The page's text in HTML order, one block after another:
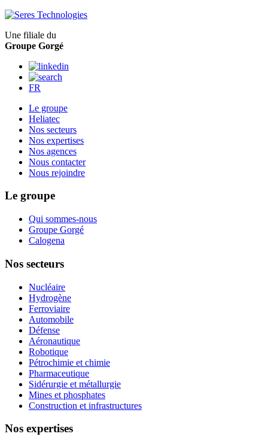
Une filiale du
Groupe Gorgé
FR
Le groupe
Heliatec
Nos secteurs
Nos expertises
Nos agences
Nous contacter
Nous rejoindre
Le groupe
Qui sommes-nous
Groupe Gorgé
Calogena
Nos secteurs
Nucléaire
Hydrogène
Ferroviaire
Automobile
Défense
Aéronautique
Robotique
Pétrochimie et chimie
Pharmaceutique
Sidérurgie et métallurgie
Mines et phosphates
Construction et infrastructures
Nos expertises